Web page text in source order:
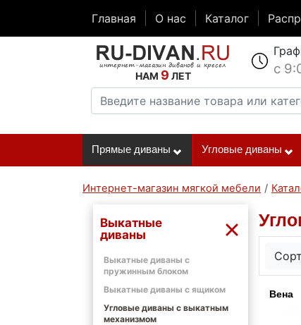
Главная О нас Каталог
НАМ 9 ЛЕТ с
Прямые диваны Угловые диваны
Интернет-магазин мягкой мебели /
Выкатные
диваны
Выкатные диваны с
пружинным блоком
Выкатные диваны с ящиком
Угловые диваны с выкатным
механизмом
Вена